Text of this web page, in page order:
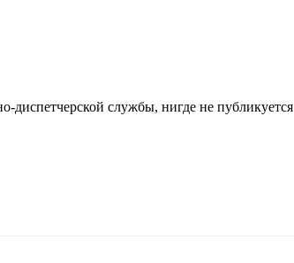
диспетчерской службы, нигде не публикуется